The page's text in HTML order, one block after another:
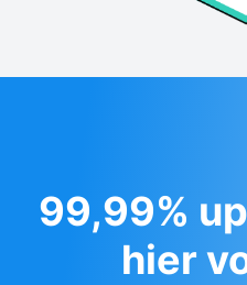
99,99%
hier